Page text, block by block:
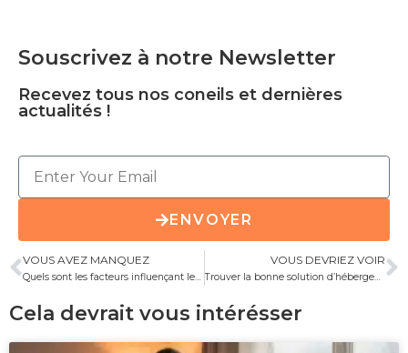
Souscrivez à notre Newsletter
Recevez tous nos coneils et dernières
actualités !
ENVOYER
VOUS AVEZ MANQUEZ
Quels sont les facteurs influençant le prix d’une maison de retraite ?
VOUS DEVRIEZ VOIR
Trouver la bonne solution d’hébergement pour les personnes âgées : comprendre les différences entre maison de retraite, Ehpad et Mapad
Cela devrait vous intérésser